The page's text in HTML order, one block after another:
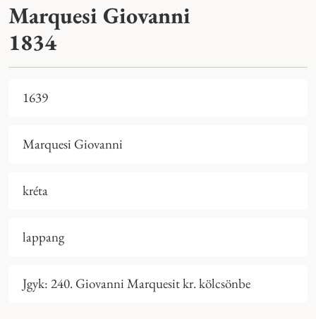
Marquesi Giovanni
1834
1639
Marquesi Giovanni
kréta
lappang
Jgyk: 240. Giovanni Marquesit kr. kölcsönbe